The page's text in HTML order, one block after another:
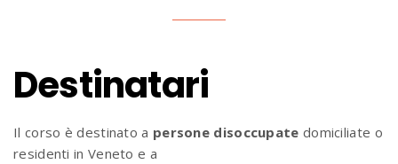
Destinatari
Il corso è destinato a persone disoccupate domiciliate o
residenti in Veneto e a